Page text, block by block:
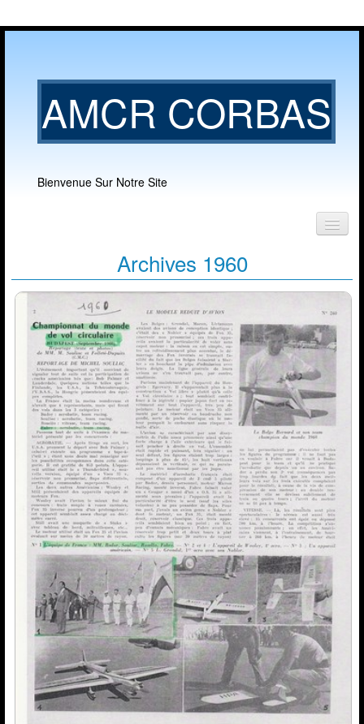
AMCR CORBAS
Bienvenue Sur Notre Site
Notre club▼
Nos activités▼
News de l'AMCR
Calendrier AMCR
Calendrier Régional
Actualités▼
Météo Corbas
Espace réservé Adhérents
Liens
Vidéos-Sites
Archives
Archives 1960